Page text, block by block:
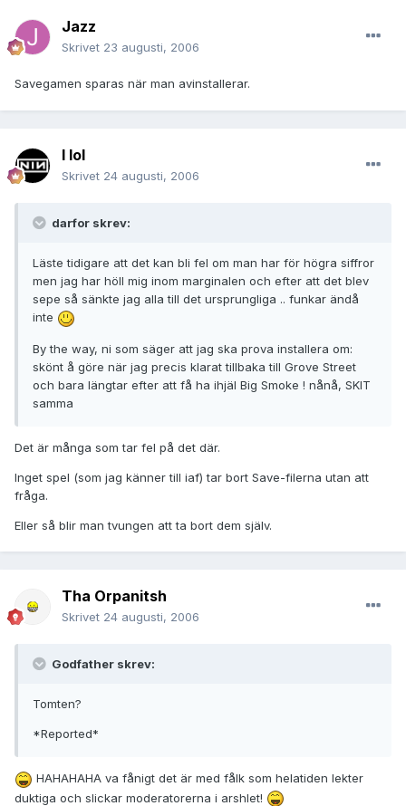
Jazz
Skrivet 23 augusti, 2006
Savegamen sparas när man avinstallerar.
I lol
Skrivet 24 augusti, 2006
darfor skrev:
Läste tidigare att det kan bli fel om man har för högra siffror
men jag har höll mig inom marginalen och efter att det blev
sepe så sänkte jag alla till det ursprungliga .. funkar ändå
inte
By the way, ni som säger att jag ska prova installera om:
skönt å göre när jag precis klarat tillbaka till Grove Street
och bara längtar efter att få ha ihjäl Big Smoke ! nånå, SKIT
samma
Det är många som tar fel på det där.
Inget spel (som jag känner till iaf) tar bort Save-filerna utan att
fråga.
Eller så blir man tvungen att ta bort dem själv.
Tha Orpanitsh
Skrivet 24 augusti, 2006
Godfather skrev:
Tomten?
*Reported*
HAHAHAHA va fånigt det är med fålk som helatiden lekter
duktiga och slickar moderatorerna i arshlet!